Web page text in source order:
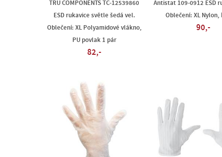
TRU COMPONENTS TC-12539860
ESD rukavice světle šedá vel.
Oblečení: XL Polyamidové vlákno,
PU povlak 1 pár
82,-
Antistat 109-0912 ESD
Oblečení: XL Nylon,
90,-